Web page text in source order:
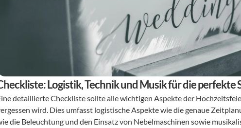
Logistik, Technik und Musik für die perfekte
detaillierte Checkliste sollte alle wichtigen Aspekte der
wird. Dies umfasst logistische Aspekte wie die genaue
die Beleuchtung und den Einsatz von Nebelmaschinen sowie